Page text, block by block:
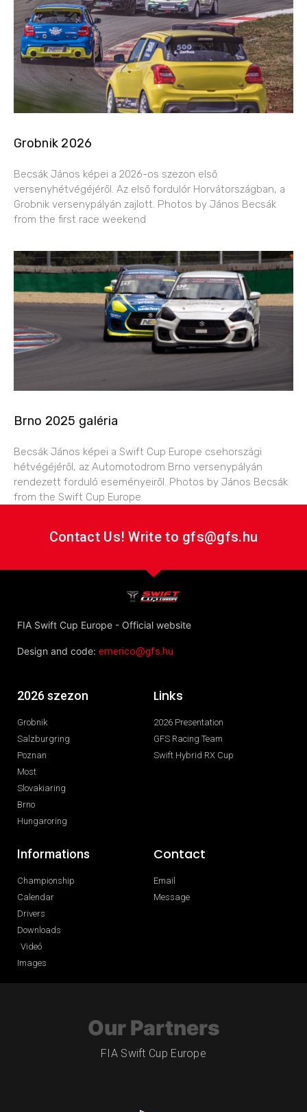
Grobnik 2026
Becsák János képei a 2026-os szezon első
versenyhétvégéjéről. Az első fordulór Horvátországban, a
Grobnik versenypályán zajlott. Photos by János Becsák
from the first race weekend
Brno 2025 galéria
Becsák János képei a Swift Cup Europe csehországi
hétvégéjéről, az Automotodrom Brno versenypályán
rendezett forduló eseményeiről. Photos by János Becsák
from the Swift Cup Europe
Contact Us! Write to gfs@gfs.hu
FIA Swift Cup Europe - Official website
Design and code: emerico@gfs.hu
2026 szezon
Grobnik
Salzburgring
Poznan
Most
Slovakiaring
Brno
Hungaroring
Links
2026 Presentation
GFS Racing Team
Swift Hybrid RX Cup
Informations
Championship
Calendar
Drivers
Downloads
Videó
Images
Contact
Email
Message
Our Partners
FIA Swift Cup Europe